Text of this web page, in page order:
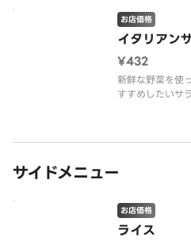
す。
【サラミ・生ハ
ブルはレギュラ
イタリアン
お店価格
¥432
新鮮な野菜を使
すすめしたいサ
サイドメニュー
ライス
お店価格